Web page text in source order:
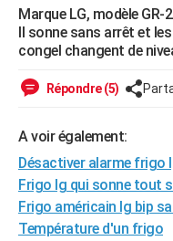
HIGH-TECH
Mobiles
Meilleur smartphone
Internet
Ordinateurs
Jeux vidéo
Guide high-tech
+BRICOLAGE
Forum
Aménagement intérieur
Extérieur
Cuisine
Salle de bains
Jardinage
Rangement
WEEK-END
SANTE
Alimentation
Guide de la santé
Maladies
Médicaments
Sommeil
VOYAGE
Destinations
City break
Voyage nature
Voyage de noces
Forum
Climat
+PHOTO
Marque LG, modèle GR-
Il sonne sans arrêt et
congel changent de
Répondre (5)
A voir également:
Désactiver alarme frigo
Frigo lg qui sonne tout
Frigo américain lg bip
Température d'un frigo